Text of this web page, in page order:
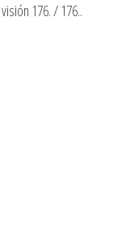
176. / 176..